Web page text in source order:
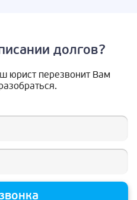
долгов?
юрист перезвонит Вам